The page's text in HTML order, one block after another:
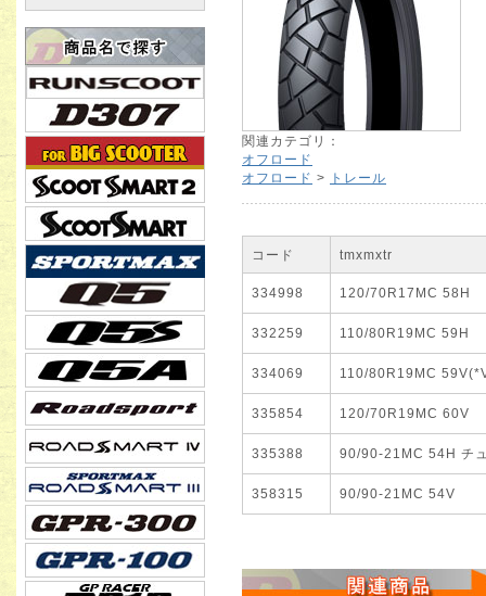
関連カテゴリ：
オフロード
オフロード > トレール
コード tmxmxtr
334998 120/70R17MC 58H
332259 110/80R19MC 59H
334069 110/80R19MC
335854 120/70R19MC 60V
335388 90/90-21MC 54H チ
358315 90/90-21MC 54V